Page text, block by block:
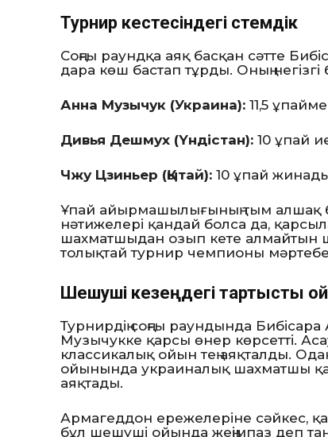
Турнир кестесіндегі үстемдік
Соңғы раундқа аяқ басқан сәтте
дара көш бастап тұрды. Оның негізгі
Анна Музычук (Украина): 11,5
Дивья Дешмух (Үндістан): 10 ұпай
Чжу Цзиньер (Қытай): 10 ұпай
Ұпай айырмашылығының тым алшақ
нәтижелері қандай болса да,
шахматшыдан озып кете алмайтын
толықтай турнир чемпионы
Шешуші кезеңдегі тартысты
Турнирдің соңғы раундында Бибісара
Музычукке қарсы өнер көрсетті.
классикалық ойын тең аяқталды.
ойынында украиналық шахматшы
аяқтады.
Армагеддон ережелеріне сәйкес,
бұл шешуші ойында жеңімпаз деп